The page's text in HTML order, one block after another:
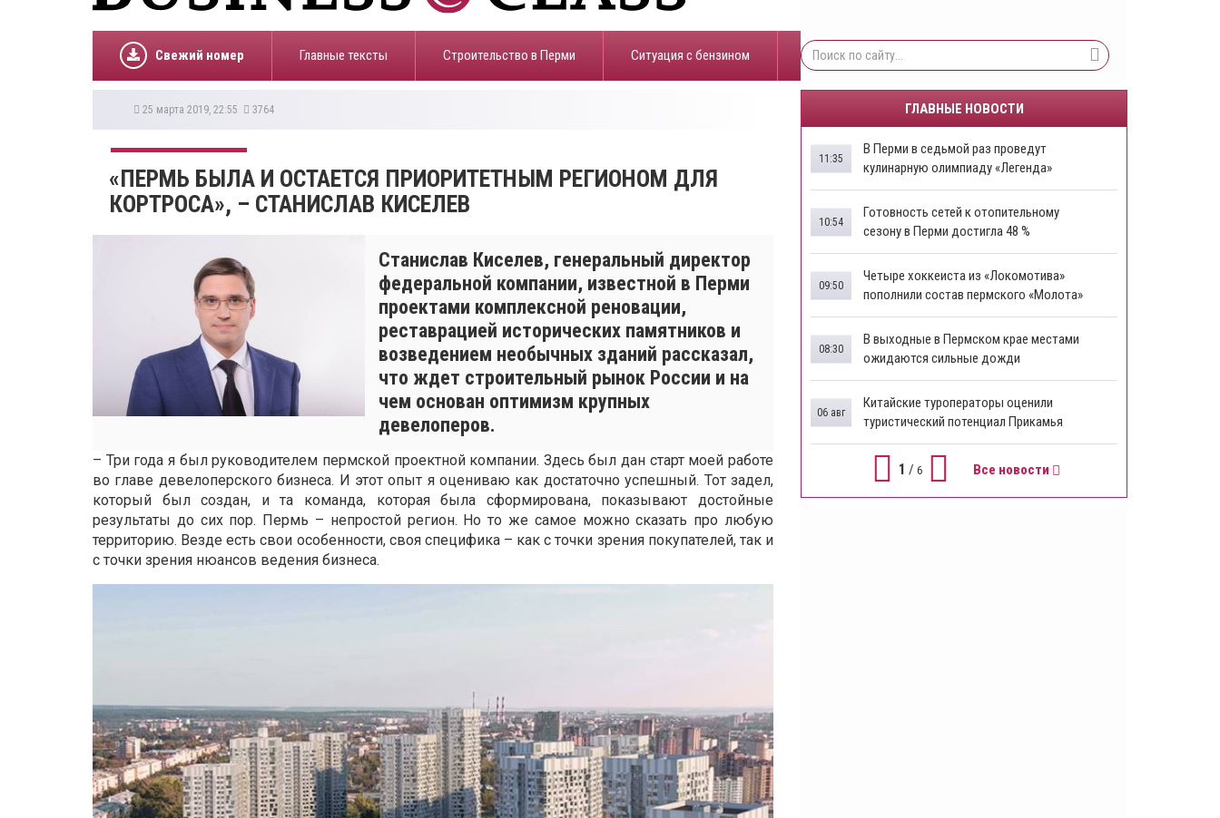
Свежий номер Главные тексты Строительство в Перми ​Ситуация с бензином
25 марта 2019, 22:55 3764
«ПЕРМЬ БЫЛА И ОСТАЕТСЯ ПРИОРИТЕТНЫМ РЕГИОНОМ ДЛЯ
КОРТРОСА», – СТАНИСЛАВ КИСЕЛЕВ
Станислав Киселев, генеральный директор
федеральной компании, известной в Перми
проектами комплексной реновации,
реставрацией исторических памятников и
возведением необычных зданий рассказал,
что ждет строительный рынок России и на
чем основан оптимизм крупных
девелоперов.
– Три года я был руководителем пермской проектной компании. Здесь был дан старт моей работе
во главе девелоперского бизнеса. И этот опыт я оцениваю как достаточно успешный. Тот задел,
который был создан, и та команда, которая была сформирована, показывают достойные
результаты до сих пор. Пермь – непростой регион. Но то же самое можно сказать про любую
территорию. Везде есть свои особенности, своя специфика – как с точки зрения покупателей, так и
с точки зрения нюансов ведения бизнеса.
ГЛАВНЫЕ НОВОСТИ
В Перми в седьмой раз проведут
кулинарную олимпиаду «Легенда»
11:35
Готовность сетей к отопительному
сезону в Перми достигла 48 %
10:54
Четыре хоккеиста из «Локомотива»
пополнили состав пермского «Молота»
09:50
В выходные в Пермском крае местами
ожидаются сильные дожди
08:30
Китайские туроператоры оценили
туристический потенциал Прикамья
06 авг
1 / 6 Все новости